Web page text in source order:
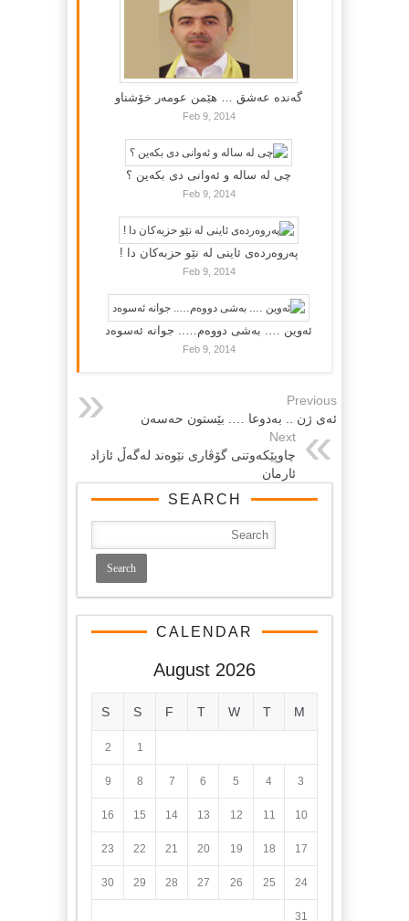
گه‌نده‌ عه‌شق … هێمن عومه‌ر خۆشناو
Feb 9, 2014
چی لە سالە و ئەوانی دی بكەین ؟
Feb 9, 2014
پەروەردەی ئاینی لە نێو حزبەکان دا !
Feb 9, 2014
ئەوین …. بەشی دووەم….. جوانە ئەسوەد
Feb 9, 2014
Previous
ئه‌ی ژن .. به‌دوعا …. بێستون حه‌سه‌ن
Next
چاوپێکه‌وتنی گۆڤاری نێوه‌ند له‌گه‌ڵ ئازاد
ئارمان
SEARCH
CALENDAR
August 2026
M
T
W
T
F
S
S
1
2
3
4
5
6
7
8
9
10
11
12
13
14
15
16
17
18
19
20
21
22
23
24
25
26
27
28
29
30
31